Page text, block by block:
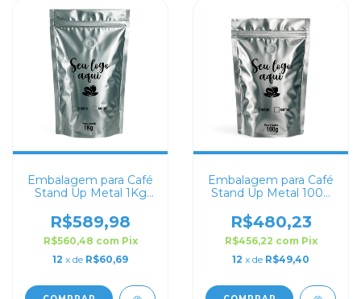
Embalagem para Café
Stand Up Metal 1Kg
R$589,98
R$560,48 com Pix
12 x de R$60,69
Embalagem para Café
Stand Up Metal 100g
R$480,23
R$456,22 com Pix
12 x de R$49,40